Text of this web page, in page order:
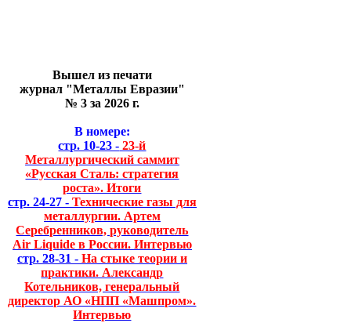
Вышел из печати
журнал "Металлы Евразии"
№ 3 за 2026 г.
В номере:
стр. 10-23 - 23-й
Металлургический саммит
«Русская Сталь: стратегия
роста». Итоги
стр. 24-27 - Технические газы для
металлургии. Артем
Серебренников, руководитель
Air Liquide в России. Интервью
стр. 28-31 - На стыке теории и
практики. Александр
Котельников, генеральный
директор АО «НПП «Машпром».
Интервью